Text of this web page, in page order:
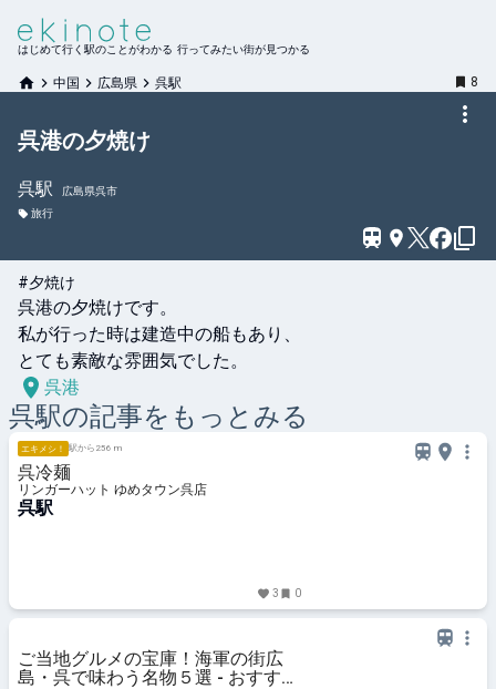
はじめて行く駅のことがわかる 行ってみたい街が見つかる
中国 広島県 呉駅 8
呉港の夕焼け
呉駅
広島県呉市
旅行
#夕焼け
呉港の夕焼けです。
私が行った時は建造中の船もあり、
とても素敵な雰囲気でした。
呉港
呉駅の記事をもっとみる
エキメシ！ 駅から256 m
呉冷麺
リンガーハット ゆめタウン呉店
呉駅
3 0
ご当地グルメの宝庫！海軍の街広
島・呉で味わう名物５選 - おすすめ